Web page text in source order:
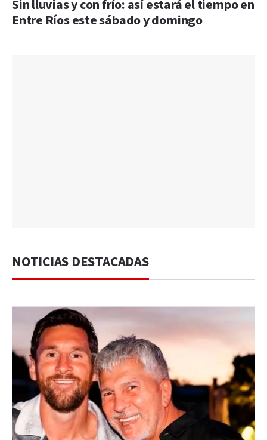
Sin lluvias y con frío: así estará el tiempo en
Entre Ríos este sábado y domingo
NOTICIAS DESTACADAS